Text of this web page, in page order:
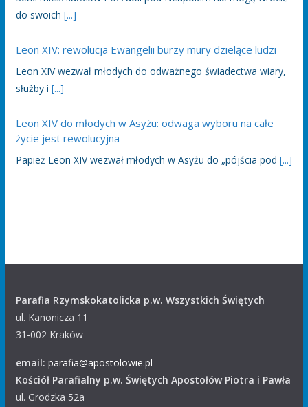
do swoich [...]
Leon XIV: rewolucja Ewangelii burzy mury dzielące ludzi
Leon XIV wezwał młodych do odważnego świadectwa wiary,
służby i [...]
Leon XIV do młodych w Asyżu: odwaga wyboru na całe
życie jest rewolucyjna
Papież Leon XIV wezwał młodych w Asyżu do „pójścia pod [...]
Parafia Rzymskokatolicka p.w. Wszystkich Świętych
ul. Kanonicza 11
31-002 Kraków
email: parafia@apostolowie.pl
Kościół Parafialny p.w. Świętych Apostołów Piotra i Pawła
ul. Grodzka 52a